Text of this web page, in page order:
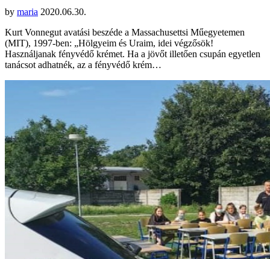
by maria 2020.06.30.
Kurt Vonnegut avatási beszéde a Massachusettsi Műegyetemen
(MIT), 1997-ben: „Hölgyeim és Uraim, idei végzősök!
Használjanak fényvédő krémet. Ha a jövőt illetően csupán egyetlen
tanácsot adhatnék, az a fényvédő krém…